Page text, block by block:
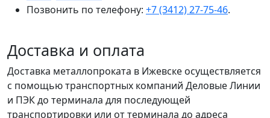
Позвонить по телефону: +7 (3412) 27-75-46.
Доставка и оплата
Доставка металлопроката в Ижевске осуществляется
с помощью транспортных компаний Деловые Линии
и ПЭК до терминала для последующей
транспортировки или от терминала до адреса